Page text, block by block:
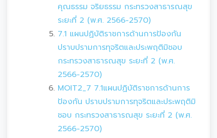
คุณธรรม จริยธรรม กระทรวงสาธารณสุข
ระยะที่ 2 (พ.ศ. 2566-2570)
7.1 แผนปฏิบัติราชการด้านการป้องกัน
ปราบปรามการทุจริตและประพฤติมิชอบ
กระทรวงสาธารณสุข ระยะที่ 2 (พ.ศ.
2566-2570)
MOIT2_7 7.1แผนปฏิบัติราชการด้านการ
ป้องกัน ปราบปรามการทุจริตและประพฤติมิ
ชอบ กระทรวงสาธารณสุข ระยะที่ 2 (พ.ศ.
2566-2570)